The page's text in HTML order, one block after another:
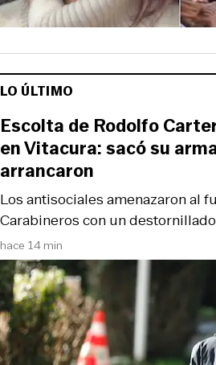
LO ÚLTIMO
hace 14 min
Los antisociales amenazaron al
Carabineros con un
Escolta de Rodolfo
en Vitacura: sacó su
arrancaron